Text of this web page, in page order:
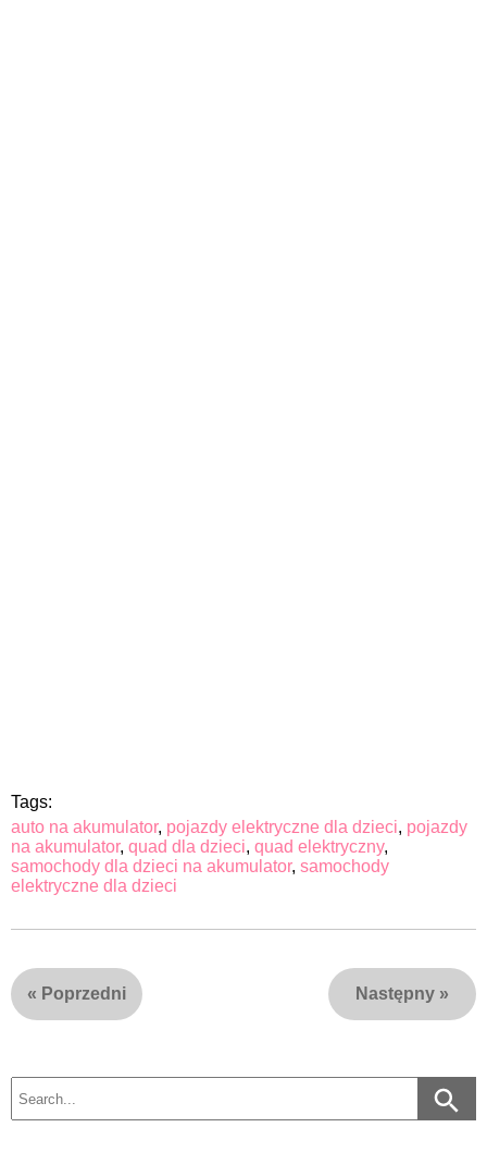
Tags:
auto na akumulator, pojazdy elektryczne dla dzieci, pojazdy
na akumulator, quad dla dzieci, quad elektryczny,
samochody dla dzieci na akumulator, samochody
elektryczne dla dzieci
« Poprzedni Następny »